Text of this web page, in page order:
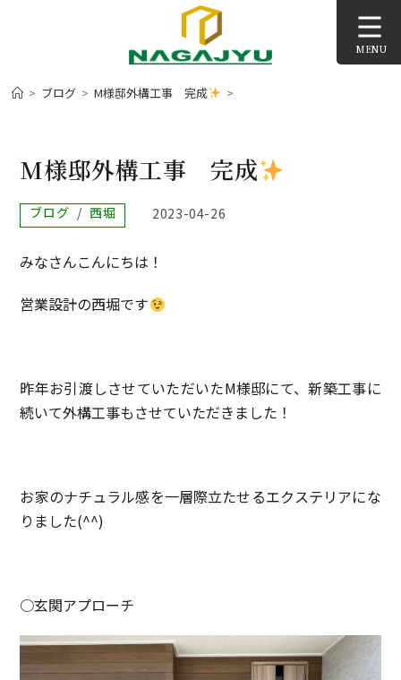
MENU
> ブログ > M様邸外構工事 完成 >
M様邸外構工事 完成
投
稿
テ
リ
ー:
ブログ / 西堀
投
開
2023-04-26
みなさんこんにちは！
営業設計の西堀です
昨年お引渡しさせていただいたM様邸にて、新築工事に
続いて外構工事もさせていただきました！
お家のナチュラル感を一層際立たせるエクステリアにな
りました(^^)
○玄関アプローチ